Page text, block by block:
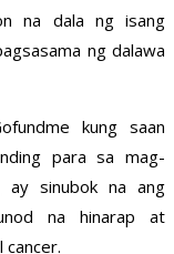
na dala ng isang
ng dalawa
kung saan
para sa mag-
ay sinubok na ang
na hinarap at
cancer.